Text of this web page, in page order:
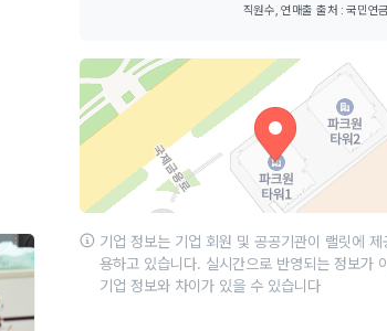
직원수, 연매출 출처 : 국민연
기업 정보는 기업 회원 및 공공기관이 랠릿에
용하고 있습니다. 실시간으로 반영되는 정보가
기업 정보와 차이가 있을 수 있습니다